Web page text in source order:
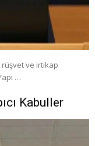
ve irtikap
…
Kabuller